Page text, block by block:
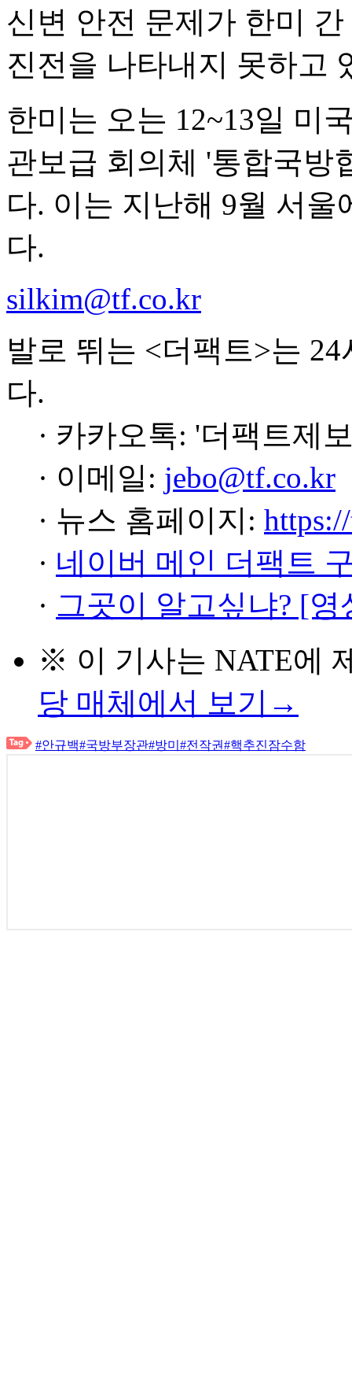
신변 안전 문제가 한미
진전을 나타내지 못하고
한미는 오는 12~13일 미
관보급 회의체 '통합국방
다. 이는 지난해 9월 서
다.
silkim@tf.co.kr
발로 뛰는 <더팩트>는
다.
· 카카오톡: '더팩트제
· 이메일: jebo@tf.co.kr
· 뉴스 홈페이지:
· 네이버 메인 더팩트
· 그곳이 알고싶냐? [
※ 이 기사는 NATE에
당 매체에서 보기→
#안규백#국방부장관#방미 #전작권#핵추진잠수함